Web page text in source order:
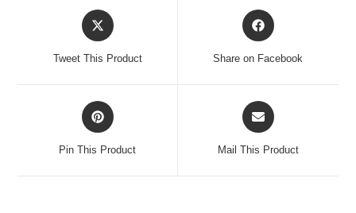
Opens
in
Tweet This Product
Opens
in
Share on Facebook
Opens
in
Pin This Product
Opens
in
Mail This Product